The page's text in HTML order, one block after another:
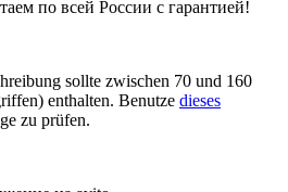
по всей России с гарантией!
sollte zwischen 70 und 160
enthalten. Benutze dieses
zu prüfen.